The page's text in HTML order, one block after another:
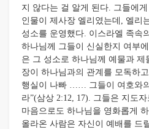
지 않다는 걸 알게 된다. 그들에
인물이 제사장 엘리였는데, 엘리
성소를 운영했다. 이스라엘 족속
하나님께 그들이 신실한지 여부
은 그 성소로 하나님께 예물과
장이 하나님과의 관계를 모독하
행실이 나빠 …… 그들이 여호와
라”(삼상 2:12, 17). 그들은 지도
마음으로도 하나님을 영화롭게
올라온 사람은 자신이 예배를 드